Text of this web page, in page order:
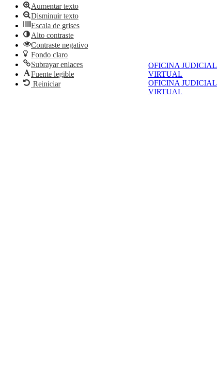
OFICINA JUDICIAL
VIRTUAL
OFICINA JUDICIAL
VIRTUAL
Aumentar texto
Disminuir texto
Escala de grises
Alto contraste
Contraste negativo
Fondo claro
Subrayar enlaces
Fuente legible
Reiniciar